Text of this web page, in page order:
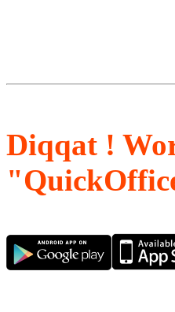
Diqqat !